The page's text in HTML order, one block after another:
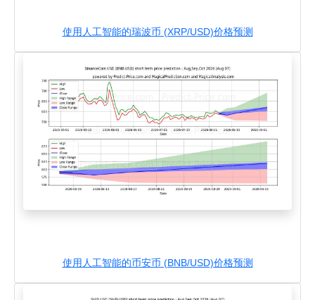
使用人工智能的瑞波币 (XRP/USD)价格预测
使用人工智能的币安币 (BNB/USD)价格预测